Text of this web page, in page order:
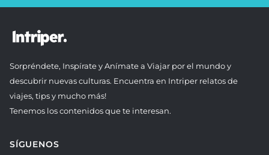
Sorpréndete, Inspírate y Anímate a Viajar por el mundo y
descubrir nuevas culturas. Encuentra en Intriper relatos de
viajes, tips y mucho más!
Tenemos los contenidos que te interesan.
SÍGUENOS